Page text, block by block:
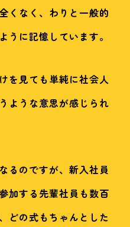
くなく、わりと一般的
うに記憶しています。
を見ても単純に社会人
ような意思が感じられ
るのですが、新入社員
加する先輩社員も数百
どの式もちゃんとした